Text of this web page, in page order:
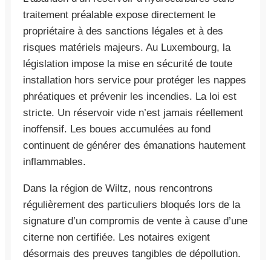
traitement préalable expose directement le
propriétaire à des sanctions légales et à des
risques matériels majeurs. Au Luxembourg, la
législation impose la mise en sécurité de toute
installation hors service pour protéger les nappes
phréatiques et prévenir les incendies. La loi est
stricte. Un réservoir vide n’est jamais réellement
inoffensif. Les boues accumulées au fond
continuent de générer des émanations hautement
inflammables.
Dans la région de Wiltz, nous rencontrons
régulièrement des particuliers bloqués lors de la
signature d’un compromis de vente à cause d’une
citerne non certifiée. Les notaires exigent
désormais des preuves tangibles de dépollution.